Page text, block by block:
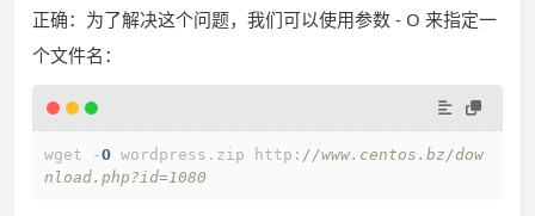
正确：为了解决这个问题，我们可以使用参数 - O 来指定一
个文件名：
wget -O wordpress.zip http: //www.centos.bz/dow
nload.php?id=1080